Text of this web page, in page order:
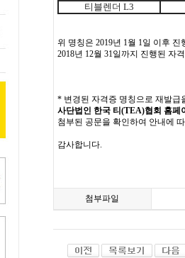
티블렌더 L3
위 명칭은 2019년 1월 1일 이후
2018년 12월 31일까지 진행된 자
* 변경된 자격증 명칭으로 재발급
사단법인 한국 티(TEA)협회 홈페
첨부된 공문을 확인하여 안내에
감사합니다.
첨부파일